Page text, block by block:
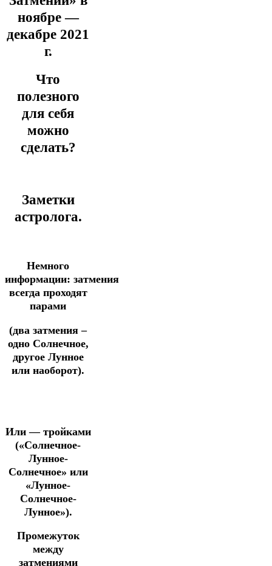
ноябре —
декабре 2021
г.
Что
полезного
для себя
можно
сделать?
Заметки
астролога.
Немного
информации: затмения
всегда проходят
парами
(два затмения –
одно Солнечное,
другое Лунное
или наоборот).
Или — тройками
(«Солнечное-
Лунное-
Солнечное» или
«Лунное-
Солнечное-
Лунное»).
Промежуток
между
затмениями